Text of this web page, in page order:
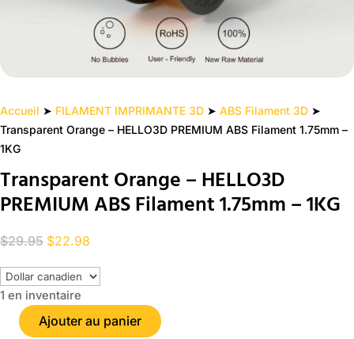
Accueil ➤ FILAMENT IMPRIMANTE 3D ➤ ABS Filament 3D ➤
Transparent Orange – HELLO3D PREMIUM ABS Filament 1.75mm –
1KG
Transparent Orange – HELLO3D
PREMIUM ABS Filament 1.75mm – 1KG
$29.95 Le
initial
était :
$29.95.
$22.98
actuel
$22.98.
1 en inventaire
quantité
Ajouter au panier